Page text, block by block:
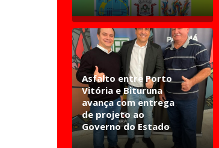
Asfalto entre Porto
Vitória e Bituruna
avança com entrega
de projeto ao
Governo do Estado